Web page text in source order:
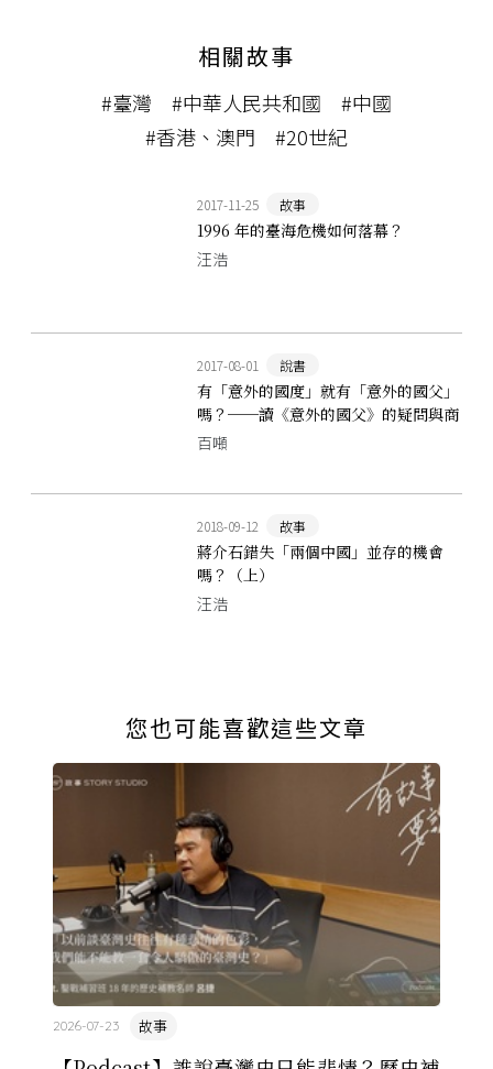
相關故事
#臺灣 #中華人民共和國
#中國
#香港、澳門
#20世紀
2017-11-25 故事
1996 年的臺海危機如何落幕？
汪浩
2017-08-01 說書
有「意外的國度」就有「意外的國父」
嗎？──讀《意外的國父》的疑問與商
榷
百噸
2018-09-12 故事
蔣介石錯失「兩個中國」並存的機會
嗎？（上）
汪浩
您也可能喜歡這些文章
故事
2026-07-23